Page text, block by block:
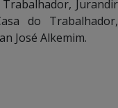
Jurandir
do Trabalhador,
José Alkemim.